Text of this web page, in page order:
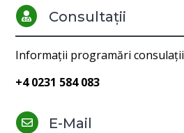
 Consultații
Informații programări consulații
+4 0231 584 083
 E-Mail